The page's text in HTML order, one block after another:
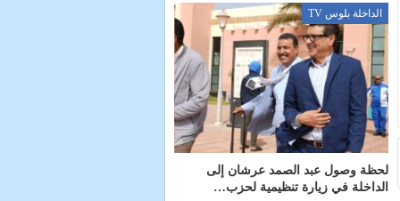
الداخلة بلوس TV
لحظة وصول عبد الصمد عرشان إلى
الداخلة في زيارة تنظيمية لحزب…